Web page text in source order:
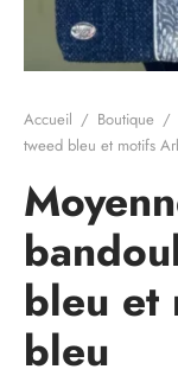
Accueil / Boutique /
tweed bleu et motifs
bleu et
bleu
cadeau